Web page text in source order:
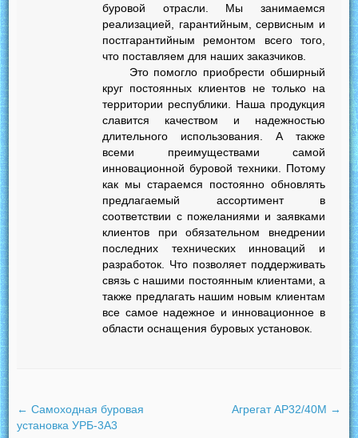
буровой отрасли. Мы занимаемся
реализацией, гарантийным, сервисным и
постгарантийным ремонтом всего того,
что поставляем для наших заказчиков.
Это помогло приобрести обширный
круг постоянных клиентов не только на
территории республики. Наша продукция
славится качеством и надежностью
длительного использования. А также
всеми преимуществами самой
инновационной буровой техники. Потому
как мы стараемся постоянно обновлять
предлагаемый ассортимент в
соответствии с пожеланиями и заявками
клиентов при обязательном внедрении
последних технических инноваций и
разработок. Что позволяет поддерживать
связь с нашими постоянным клиентами, а
также предлагать нашим новым клиентам
все самое надежное и инновационное в
области оснащения буровых установок.
← Самоходная буровая
установка УРБ-3А3
Агрегат АР32/40М →